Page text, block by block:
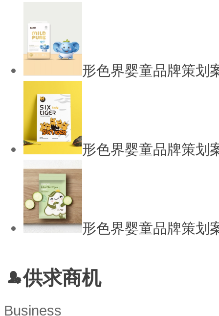
形色界婴童品牌策划
形色界婴童品牌策划
形色界婴童品牌策划
供求商机
Business